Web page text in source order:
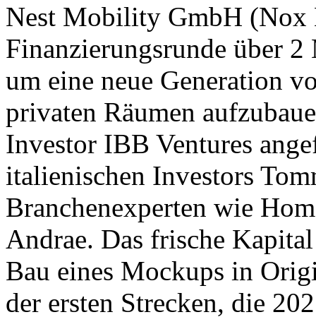
Nest Mobility GmbH (Nox
Finanzierungsrunde über
um eine neue Generation
privaten Räumen
Investor IBB Ventures
italienischen Investors
Branchenexperten wie
Andrae. Das frische
Bau eines Mockups in
der ersten Strecken, die